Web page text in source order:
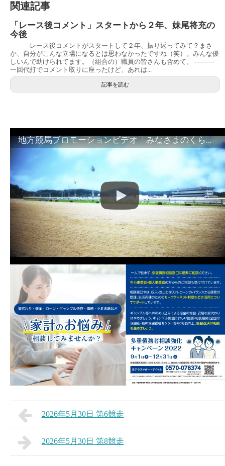
関連記事
「レース後コメント」スタートから２年、妹尾将充の
今後
———レース後コメントがスタートして２年、振り返ってみて？まさ
か、自分がこんな立場になるとは思わなかったですね（笑）。みんな優
しいんで助けられてます。（組合の）職員の皆さんも含めて。 ———
一回代打でコメント取りに座ったけど、あれは...
記事を読む
地方競馬プロモーションビデオ「みなさまのくらしのために」30秒篇｜NAR公式
2026年5月30日 第6競走
2026年5月30日 第8競走